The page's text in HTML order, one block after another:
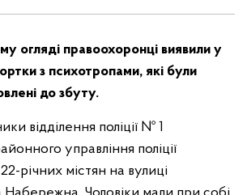
огляді правоохоронці виявили у
з психотропами, які були
до збуту.
відділення поліції № 1
управління поліції
річних містян на вулиці